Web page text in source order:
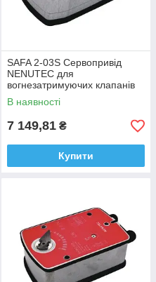
SAFA 2-03S Сервопривід
NENUTEC для
вогнезатримуючих клапанів
без термодатчика 3Nm 230v
В наявності
7 149,81 ₴
Купити